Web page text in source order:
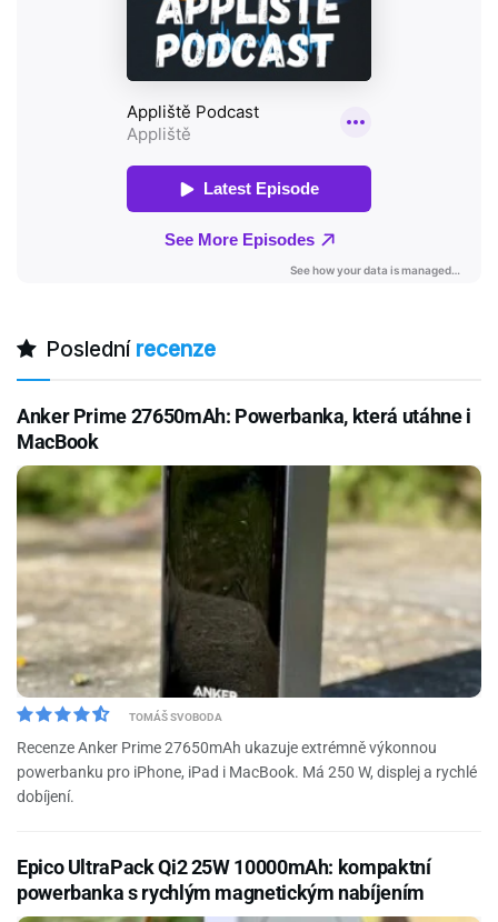
Poslední recenze
Anker Prime 27650mAh: Powerbanka, která utáhne i
MacBook
TOMÁŠ SVOBODA
Recenze Anker Prime 27650mAh ukazuje extrémně výkonnou
powerbanku pro iPhone, iPad i MacBook. Má 250 W, displej a rychlé
dobíjení.
Epico UltraPack Qi2 25W 10000mAh: kompaktní
powerbanka s rychlým magnetickým nabíjením